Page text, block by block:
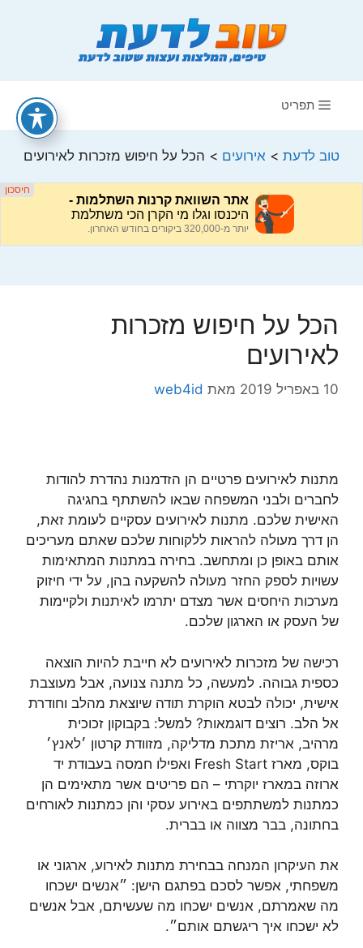
תפריט
טוב לדעת > אירועים > הכל על חיפוש מזכרות לאירועים
הכל על חיפוש מזכרות
לאירועים
10 באפריל 2019 מאת web4id
מתנות לאירועים פרטיים הן הזדמנות נהדרת להודות
לחברים ולבני המשפחה שבאו להשתתף בחגיגה
האישית שלכם. מתנות לאירועים עסקיים לעומת זאת,
הן דרך מעולה להראות ללקוחות שלכם שאתם מעריכים
אותם באופן כן ומתחשב. בחירה במתנות המתאימות
עשויות לספק החזר מעולה להשקעה בהן, על ידי חיזוק
מערכות היחסים אשר מצדם יתרמו לאיתנות ולקיימות
של העסק או הארגון שלכם.
רכישה של מזכרות לאירועים לא חייבת להיות הוצאה
כספית גבוהה. למעשה, כל מתנה צנועה, אבל מעוצבת
אישית, יכולה לבטא הוקרת תודה שיוצאת מהלב וחודרת
אל הלב. רוצים דוגמאות? למשל: בקבוקון זכוכית
מרהיב, אריזת מתכת מדליקה, מזוודת קרטון ׳לאנץ׳
בוקס, מארז Fresh Start ואפילו חמסה בעבודת יד
ארוזה במארז יוקרתי – הם פריטים אשר מתאימים הן
כמתנות למשתתפים באירוע עסקי והן כמתנות לאורחים
בחתונה, בבר מצווה או בברית.
את העיקרון המנחה בבחירת מתנות לאירוע, ארגוני או
משפחתי, אפשר לסכם בפתגם הישן: ״אנשים ישכחו
מה שאמרתם, אנשים ישכחו מה שעשיתם, אבל אנשים
לא ישכחו איך ריגשתם אותם״.